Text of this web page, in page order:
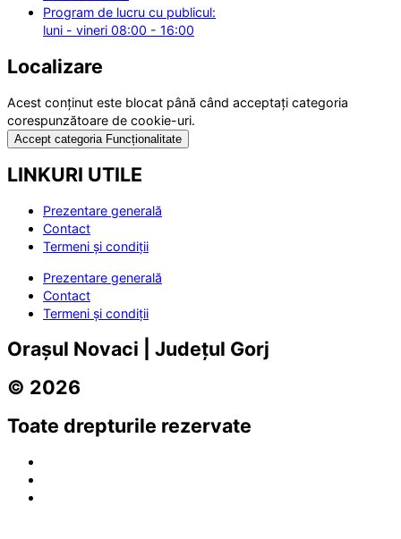
Program de lucru cu publicul:
luni - vineri 08:00 - 16:00
Localizare
Acest conținut este blocat până când acceptați categoria
corespunzătoare de cookie-uri.
Accept categoria Funcționalitate
LINKURI UTILE
Prezentare generală
Contact
Termeni și condiții
Prezentare generală
Contact
Termeni și condiții
Orașul Novaci | Județul Gorj
© 2026
Toate drepturile rezervate